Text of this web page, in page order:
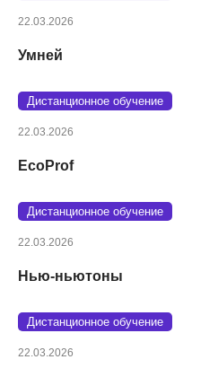
22.03.2026
Умней
Дистанционное обучение
22.03.2026
EcoProf
Дистанционное обучение
22.03.2026
Нью-ньютоны
Дистанционное обучение
22.03.2026